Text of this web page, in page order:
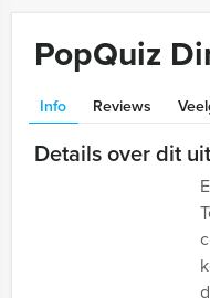
PopQuiz
Info Reviews
Details over dit